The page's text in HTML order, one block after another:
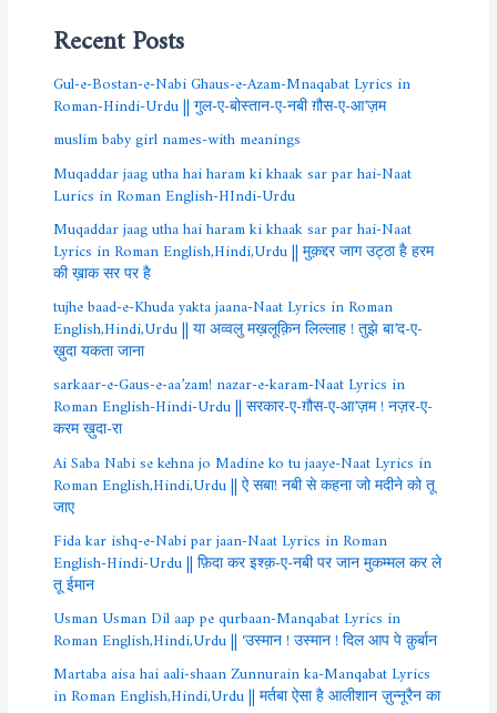
Recent Posts
Gul-e-Bostan-e-Nabi Ghaus-e-Azam-Mnaqabat Lyrics in
Roman-Hindi-Urdu || गुल-ए-बोस्तान-ए-नबी ग़ौस-ए-आ’ज़म
muslim baby girl names-with meanings
Muqaddar jaag utha hai haram ki khaak sar par hai-Naat
Lurics in Roman English-HIndi-Urdu
Muqaddar jaag utha hai haram ki khaak sar par hai-Naat
Lyrics in Roman English,Hindi,Urdu || मुक़द्दर जाग उट्ठा है हरम
की ख़ाक सर पर है
tujhe baad-e-Khuda yakta jaana-Naat Lyrics in Roman
English,Hindi,Urdu || या अव्वलु मख़लूक़िन लिल्लाह ! तुझे बा’द-ए-
ख़ुदा यकता जाना
sarkaar-e-Gaus-e-aa’zam! nazar-e-karam-Naat Lyrics in
Roman English-Hindi-Urdu || सरकार-ए-ग़ौस-ए-आ’ज़म ! नज़र-ए-
करम ख़ुदा-रा
Ai Saba Nabi se kehna jo Madine ko tu jaaye-Naat Lyrics in
Roman English,Hindi,Urdu || ऐ सबा! नबी से कहना जो मदीने को तू
जाए
Fida kar ishq-e-Nabi par jaan-Naat Lyrics in Roman
English-Hindi-Urdu || फ़िदा कर इश्क़-ए-नबी पर जान मुकम्मल कर ले
तू ईमान
Usman Usman Dil aap pe qurbaan-Manqabat Lyrics in
Roman English,Hindi,Urdu || ‘उस्मान ! उस्मान ! दिल आप पे क़ुर्बान
Martaba aisa hai aali-shaan Zunnurain ka-Manqabat Lyrics
in Roman English,Hindi,Urdu || मर्तबा ऐसा है आलीशान ज़ुन्नूरैन का